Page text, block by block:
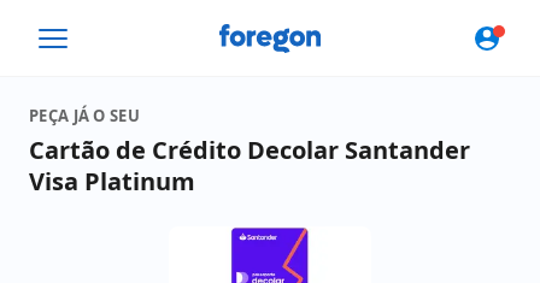
Foregon.com
PEÇA JÁ O SEU
Cartão de Crédito Decolar Santander
Visa Platinum